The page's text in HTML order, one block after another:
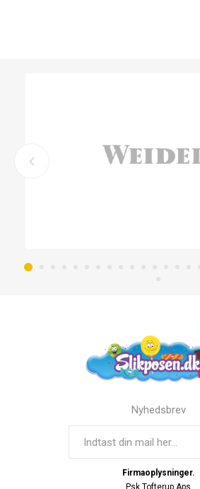
Nyhedsbrev
Firmaoplysninger.